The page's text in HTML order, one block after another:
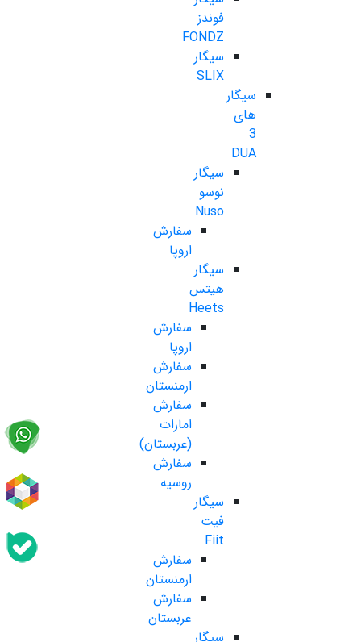
فوندز
FONDZ
سیگار
SLIX
سیگار
های
3
DUA
سیگار
نوسو
Nuso
سفارش
اروپا
سیگار
هیتس
Heets
سفارش
اروپا
سفارش
ارمنستان
سفارش
امارات
(عربستان)
سفارش
روسیه
سیگار
فیت
Fiit
سفارش
ارمنستان
سفارش
عربستان
سیگار